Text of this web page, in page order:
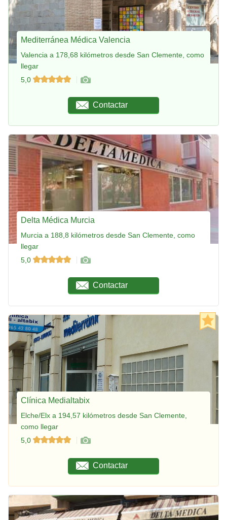
Mediterránea Médica Valencia
Valencia a 178,68 kilómetros desde San Clemente, como
llegar
5,0
Contactar
Delta Médica Murcia
Murcia a 188,8 kilómetros desde San Clemente, como
llegar
5,0
Contactar
Clínica Medialtabix
Elche/Elx a 194,57 kilómetros desde San Clemente,
como llegar
5,0
Contactar